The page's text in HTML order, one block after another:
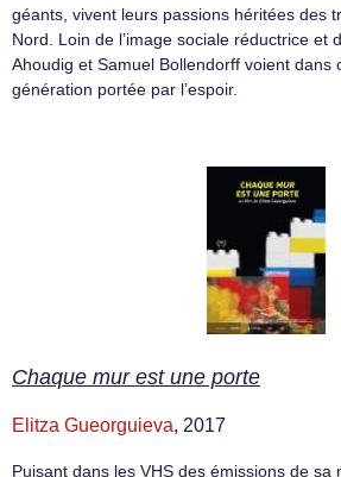
géants, vivent leurs passions héritées des
Nord. Loin de l’image sociale réductrice et
Ahoudig et Samuel Bollendorff voient dans
génération portée par l’espoir.
Chaque mur est une porte
Elitza Gueorguieva, 2017
Puisant dans les VHS des émissions de sa